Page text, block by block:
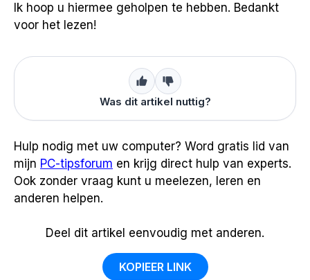
Ik hoop u hiermee geholpen te hebben. Bedankt
voor het lezen!
Was dit artikel nuttig?
Hulp nodig met uw computer? Word gratis lid van
mijn PC-tipsforum en krijg direct hulp van experts.
Ook zonder vraag kunt u meelezen, leren en
anderen helpen.
Deel dit artikel eenvoudig met anderen.
KOPIEER LINK